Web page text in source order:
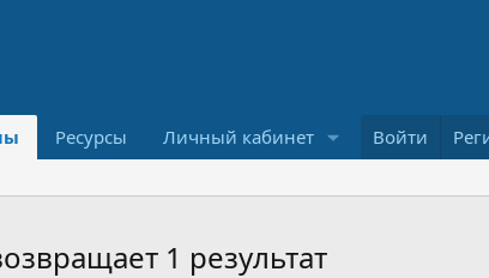
Ресурсы Личный кабинет Войти
1 результат